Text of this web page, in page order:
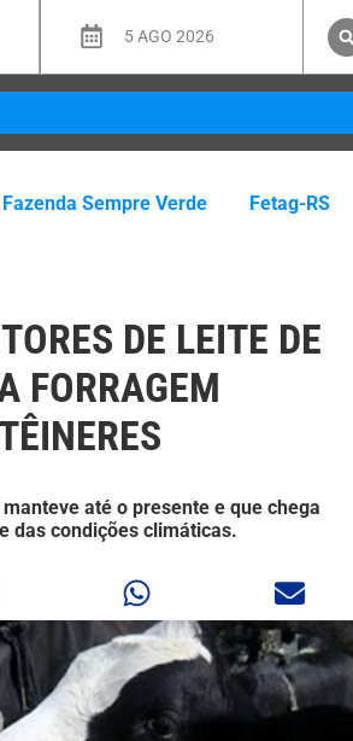
5 AGO 2026
Fazenda Sempre Verde Fetag-RS
DE LEITE DE
FORRAGEM
até o presente e que chega
das condições climáticas.